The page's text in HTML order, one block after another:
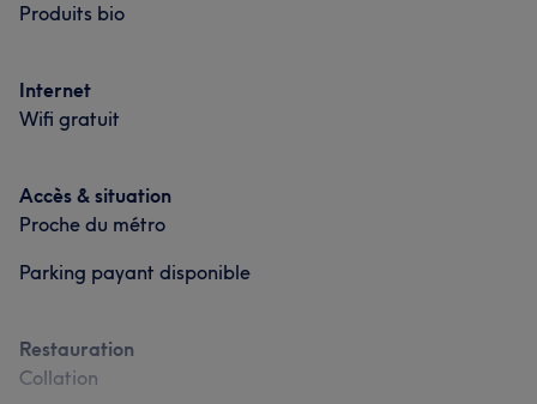
Produits bio
Internet
Wifi gratuit
Accès & situation
Proche du métro
Parking payant disponible
Restauration
Collation